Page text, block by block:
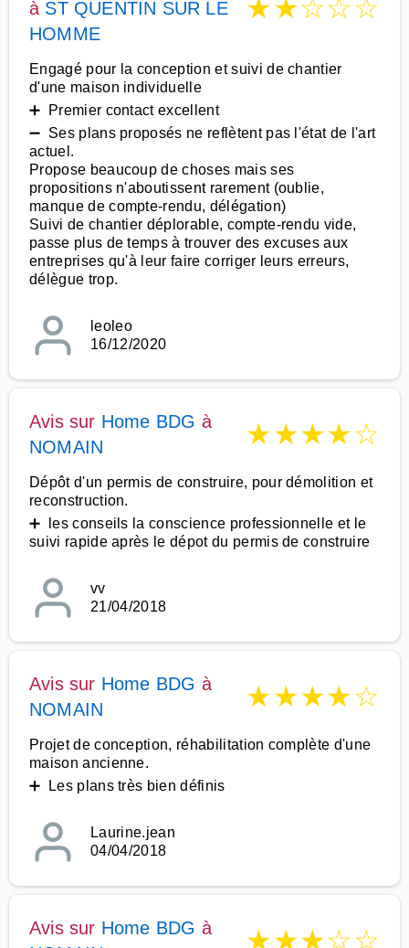
à ST QUENTIN SUR LE
HOMME
★★☆☆☆
Engagé pour la conception et suivi de chantier
d'une maison individuelle
➕ Premier contact excellent
➖ Ses plans proposés ne reflètent pas l'état de l'art
actuel.
Propose beaucoup de choses mais ses
propositions n'aboutissent rarement (oublie,
manque de compte-rendu, délégation)
Suivi de chantier déplorable, compte-rendu vide,
passe plus de temps à trouver des excuses aux
entreprises qu'à leur faire corriger leurs erreurs,
délègue trop.
leoleo
16/12/2020
Avis sur Home BDG à
NOMAIN
★★★★☆
Dépôt d'un permis de construire, pour démolition et
reconstruction.
➕ les conseils la conscience professionnelle et le
suivi rapide après le dépot du permis de construire
vv
21/04/2018
Avis sur Home BDG à
NOMAIN
★★★★☆
Projet de conception, réhabilitation complète d'une
maison ancienne.
➕ Les plans très bien définis
Laurine.jean
04/04/2018
Avis sur Home BDG à
★★★☆☆